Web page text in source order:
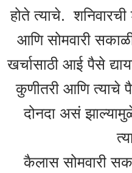
होते त्याचे.
आणि सोमवारी
खर्चासाठी आई पैसे
कुणीतरी आणि त्याचे
दोनदा असं
कैलास सोमवारी